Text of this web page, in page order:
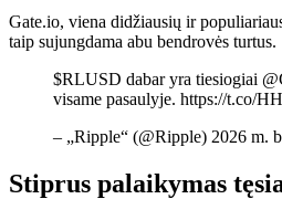
Gate.io, viena didžiausių ir
taip sujungdama abu bendrovės turtus.
$RLUSD dabar yra tiesiogiai
visame pasaulyje. https://t.co/
– „Ripple“ (@Ripple) 2026 m.
Stiprus palaikymas